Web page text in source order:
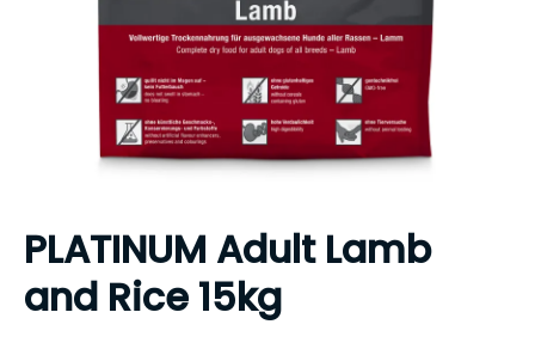
PLATINUM Adult Lamb
and Rice 15kg